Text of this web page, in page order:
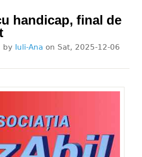
handicap, final de
by Iuli-Ana on Sat, 2025-12-06